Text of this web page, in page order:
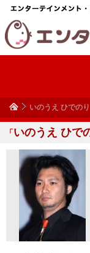
いのうえ ひでのり
「いのうえ ひで